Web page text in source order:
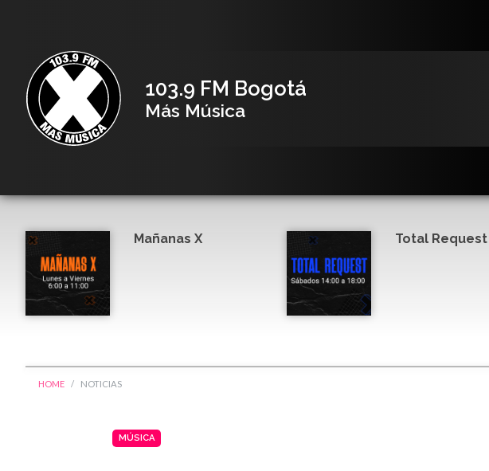
103.9 FM Bogotá
Más Música
Mañanas X Total Request
HOME NOTICIAS
MÚSICA